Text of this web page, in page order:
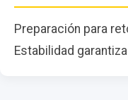
Preparación para
Estabilidad